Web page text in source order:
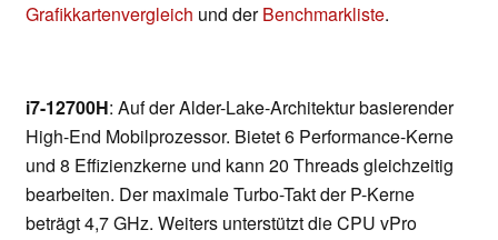
Grafikkartenvergleich und derBenchmarkliste.
i7-12700H: Auf der Alder-Lake-Architektur basierender
High-End Mobilprozessor. Bietet 6 Performance-Kerne
und 8 Effizienzkerne und kann 20 Threads gleichzeitig
bearbeiten. Der maximale Turbo-Takt der P-Kerne
beträgt 4,7 GHz. Weiters unterstützt die CPU vPro